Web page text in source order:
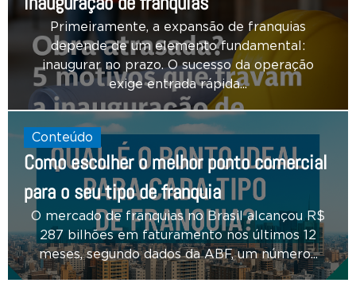
Primeiramente, a expansão de franquias
depende de um elemento fundamental:
inaugurar no prazo. O sucesso da operação
exige entrada rápida...
Conteúdo
Como escolher o melhor ponto comercial
para o seu tipo de franquia
O mercado de franquias no Brasil alcançou R$
287 bilhões em faturamento nos últimos 12
meses, segundo dados da ABF, um número...